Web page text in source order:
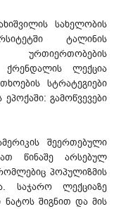
სახელობის
ტალინის
ურთიერთობების
ლექცია
სტრატეგიები
გამოწვევები
შეერთებული
წინაშე არსებულ
პოპულიზმის
საჯარო ლექციაზე
ნატოს შიგნით და მის